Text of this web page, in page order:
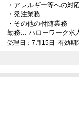
・アレルギー等への対
・発注業務
・その他の付随業務
勤務... ハローワーク求
受理日：7月15日 有効期